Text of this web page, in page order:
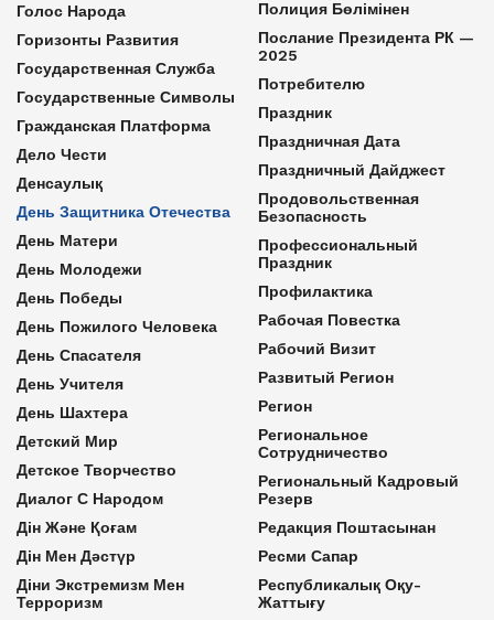
Голос Народа
Горизонты Развития
Государственная Служба
Государственные Символы
Гражданская Платформа
Дело Чести
Денсаулық
День Защитника Отечества
День Матери
День Молодежи
День Победы
День Пожилого Человека
День Спасателя
День Учителя
День Шахтера
Детский Мир
Детское Творчество
Диалог С Народом
Дін Және Қоғам
Дін Мен Дәстүр
Діни Экстремизм Мен
Терроризм
Полиция Бөлімінен
Послание Президента РК —
2025
Потребителю
Праздник
Праздничная Дата
Праздничный Дайджест
Продовольственная
Безопасность
Профессиональный
Праздник
Профилактика
Рабочая Повестка
Рабочий Визит
Развитый Регион
Регион
Региональное
Сотрудничество
Региональный Кадровый
Резерв
Редакция Поштасынан
Ресми Сапар
Республикалық Оқу-
Жаттығу